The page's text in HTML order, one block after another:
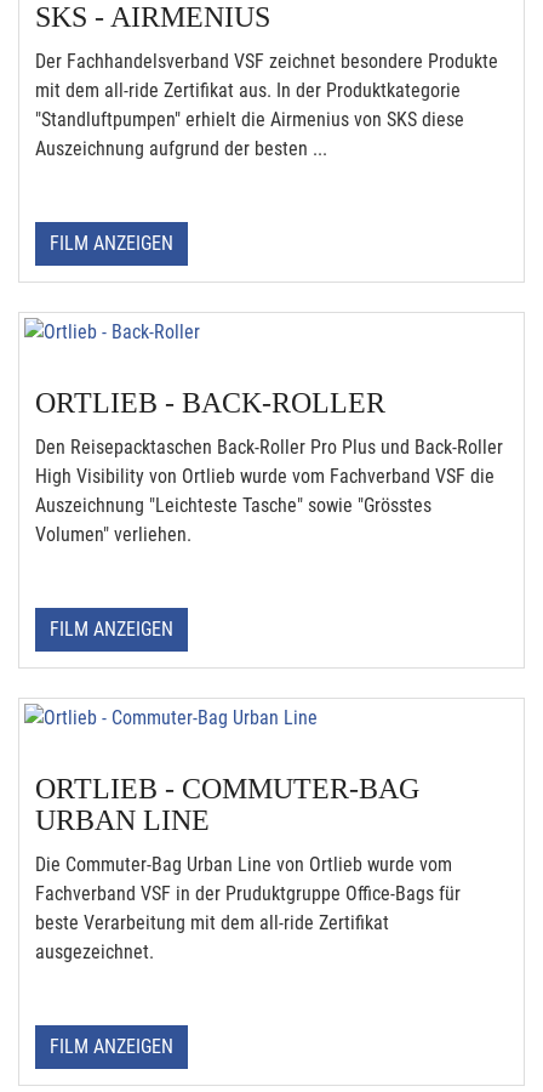
SKS - AIRMENIUS
Der Fachhandelsverband VSF zeichnet besondere Produkte
mit dem all-ride Zertifikat aus. In der Produktkategorie
"Standluftpumpen" erhielt die Airmenius von SKS diese
Auszeichnung aufgrund der besten ...
FILM ANZEIGEN
ORTLIEB - BACK-ROLLER
Den Reisepacktaschen Back-Roller Pro Plus und Back-Roller
High Visibility von Ortlieb wurde vom Fachverband VSF die
Auszeichnung "Leichteste Tasche" sowie "Grösstes
Volumen" verliehen.
FILM ANZEIGEN
ORTLIEB - COMMUTER-BAG
URBAN LINE
Die Commuter-Bag Urban Line von Ortlieb wurde vom
Fachverband VSF in der Pruduktgruppe Office-Bags für
beste Verarbeitung mit dem all-ride Zertifikat
ausgezeichnet.
FILM ANZEIGEN